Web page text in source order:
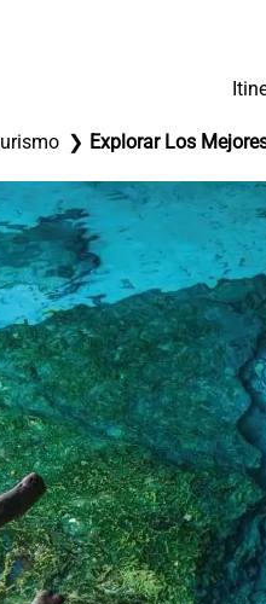
Explorar Los